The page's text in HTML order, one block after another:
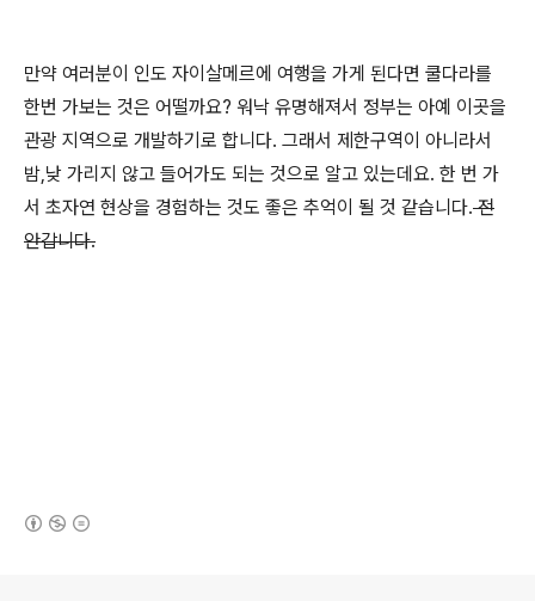
만약 여러분이 인도 자이살메르에 여행을 가게 된다면 쿨다라를
한번 가보는 것은 어떨까요? 워낙 유명해져서 정부는 아예 이곳을
관광 지역으로 개발하기로 합니다. 그래서 제한구역이 아니라서
밤,낮 가리지 않고 들어가도 되는 것으로 알고 있는데요. 한 번 가
서 초자연 현상을 경험하는 것도 좋은 추억이 될 것 같습니다.전
안갑니다.